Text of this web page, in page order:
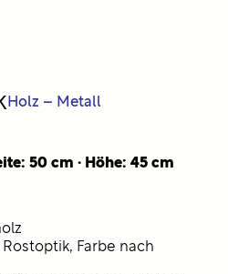
Holz – Metall
50 cm · Höhe: 45 cm
Farbe nach